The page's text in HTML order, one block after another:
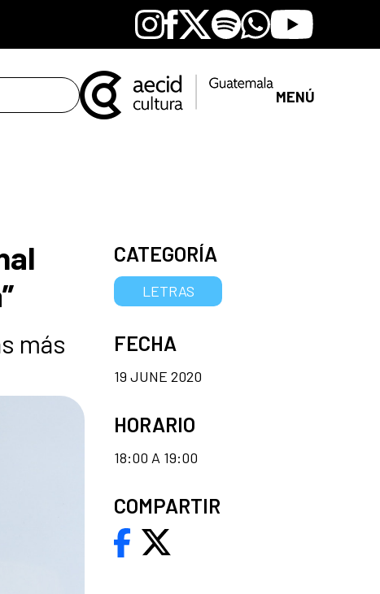
Instagram
Facebook
X SpotifyWhatsapp
Youtube
MENÚ
más
CATEGORÍA
LETRAS
FECHA
19 JUNE 2020
HORARIO
18:00 A 19:00
COMPARTIR